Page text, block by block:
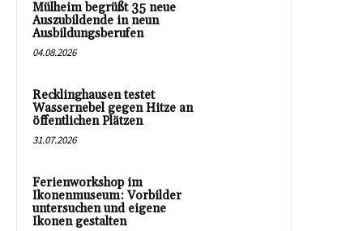
Mülheim begrüßt 35 neue
Auszubildende in neun
Ausbildungsberufen
04.08.2026
Recklinghausen testet
Wassernebel gegen Hitze an
öffentlichen Plätzen
31.07.2026
Ferienworkshop im
Ikonenmuseum: Vorbilder
untersuchen und eigene
Ikonen gestalten